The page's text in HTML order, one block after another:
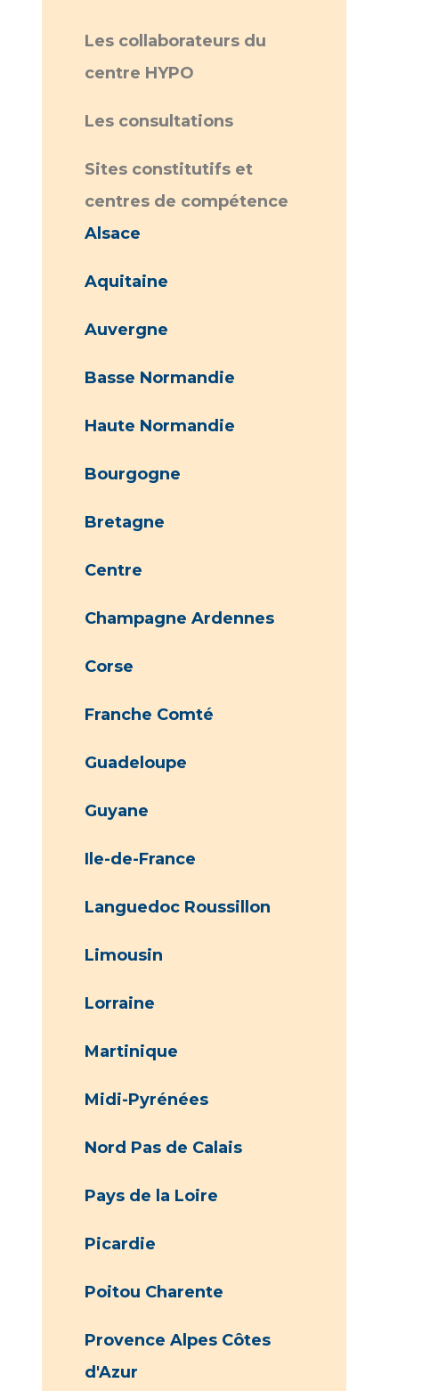
Les collaborateurs du
centre HYPO
Les consultations
Sites constitutifs et
centres de compétence
Alsace
Aquitaine
Auvergne
Basse Normandie
Haute Normandie
Bourgogne
Bretagne
Centre
Champagne Ardennes
Corse
Franche Comté
Guadeloupe
Guyane
Ile-de-France
Languedoc Roussillon
Limousin
Lorraine
Martinique
Midi-Pyrénées
Nord Pas de Calais
Pays de la Loire
Picardie
Poitou Charente
Provence Alpes Côtes
d'Azur